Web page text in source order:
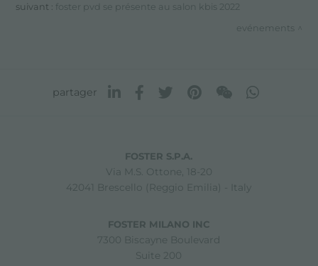
suivant : foster pvd se présente au salon kbis 2022
evénements
partager
FOSTER S.P.A.
Via M.S. Ottone, 18-20
42041 Brescello (Reggio Emilia) - Italy
FOSTER MILANO INC
7300 Biscayne Boulevard
Suite 200